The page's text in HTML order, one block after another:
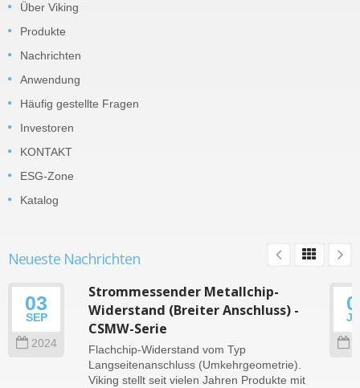
Über Viking
Produkte
Nachrichten
Anwendung
Häufig gestellte Fragen
Investoren
KONTAKT
ESG-Zone
Katalog
Neueste Nachrichten
03
SEP
2024
Strommessender Metallchip-
Widerstand (Breiter Anschluss) -
CSMW-Serie
Flachchip-Widerstand vom Typ
Langseitenanschluss (Umkehrgeometrie).
Viking stellt seit vielen Jahren Produkte mit